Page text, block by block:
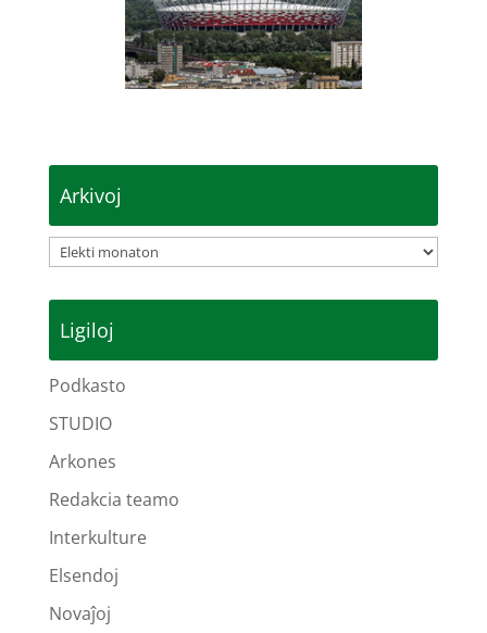
Arkivoj
Arkivoj
Ligiloj
Podkasto
STUDIO
Arkones
Redakcia teamo
Interkulture
Elsendoj
Novaĵoj